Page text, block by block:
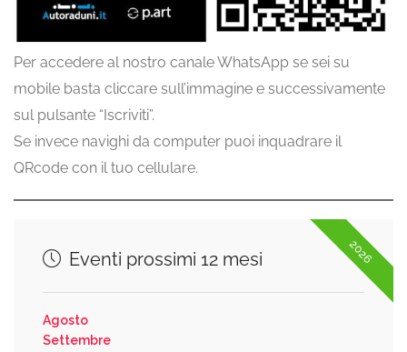
Per accedere al nostro canale WhatsApp se sei su
mobile basta cliccare sull’immagine e successivamente
sul pulsante “Iscriviti”.
Se invece navighi da computer puoi inquadrare il
QRcode con il tuo cellulare.
2026
Eventi prossimi 12 mesi
Agosto
Settembre